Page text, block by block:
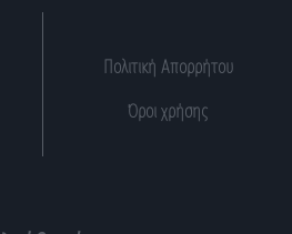
Πολιτική Απορρήτου
Όροι χρήσης